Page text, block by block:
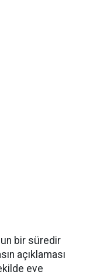
bir süredir
açıklaması
eve